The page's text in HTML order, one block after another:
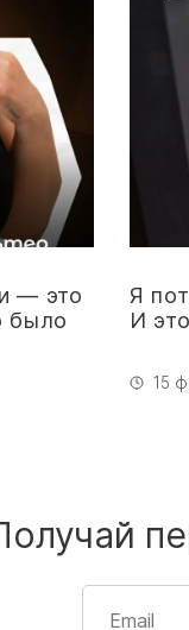
— это
было
Я
И
15